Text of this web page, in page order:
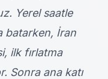
Yerel saatle
batarken, İran
ilk fırlatma
Sonra ana katı